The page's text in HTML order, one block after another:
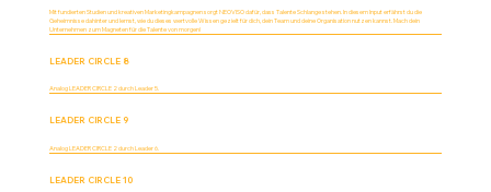
Mit fundierten Studien und kreativen Marketingkampagnen sorgt NEOVISO dafür, dass Talente Schlange stehen. In diesem Input erfährst du die
Geheimnisse dahinter und lernst, wie du dieses wertvolle Wissen gezielt für dich, dein Team und deine Organisation nutzen kannst. Mach dein
Unternehmen zum Magneten für die Talente von morgen!
LEADER CIRCLE 8
Analog LEADER CIRCLE 2 durch Leader 5.
LEADER CIRCLE 9
Analog LEADER CIRCLE 2 durch Leader 6.
LEADER CIRCLE 10